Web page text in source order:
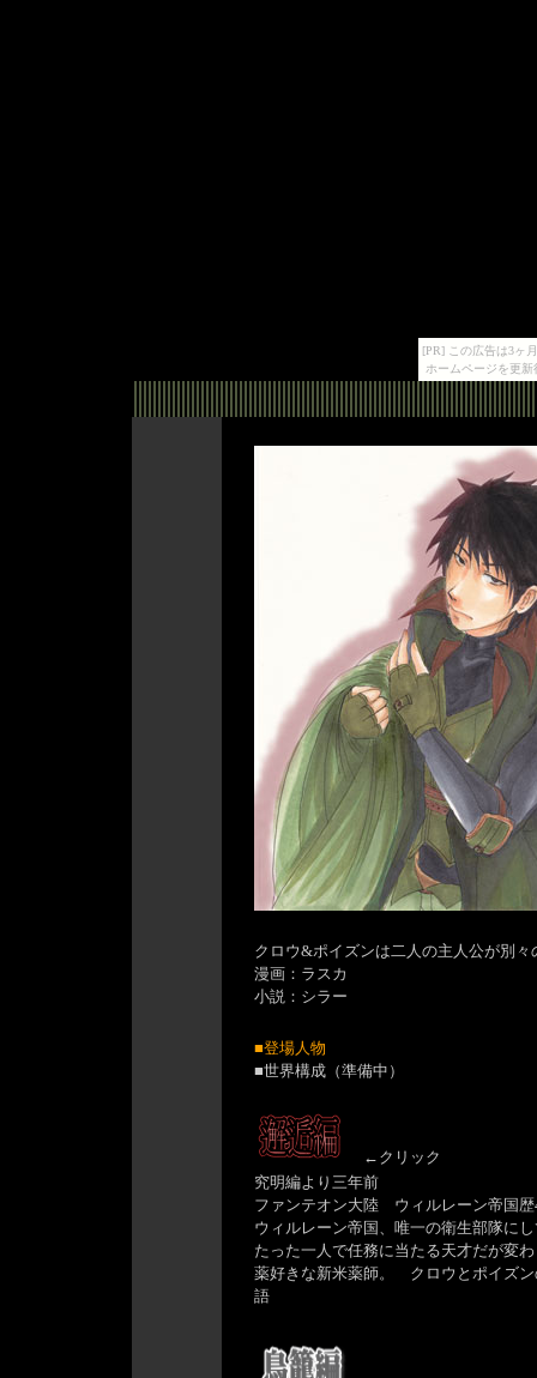
[PR] この広告は3ヶ
ホームページを更
クロウ&ポイズンは二人の主人公が別々
漫画：ラスカ
小説：シラー
■登場人物
■世界構成（準備中）
←クリック
究明編より三年前
ファンテオン大陸 ウィルレーン帝国歴
ウィルレーン帝国、唯一の衛生部隊に
たった一人で任務に当たる天才だが変
薬好きな新米薬師。 クロウとポイズ
語